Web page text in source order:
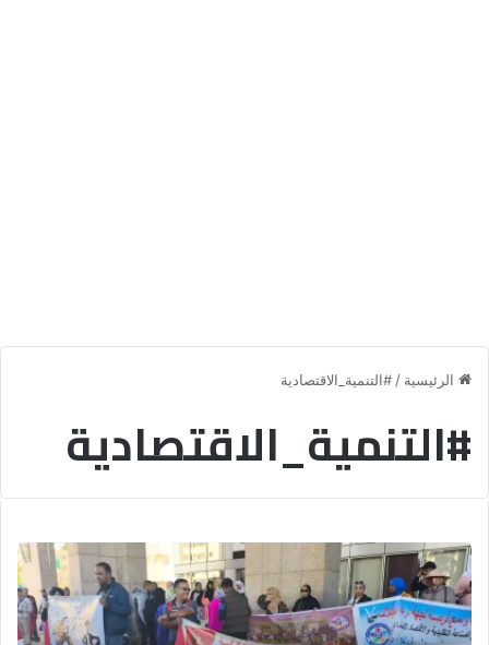
الرئيسية / #التنمية_الاقتصادية
#التنمية_الاقتصادية